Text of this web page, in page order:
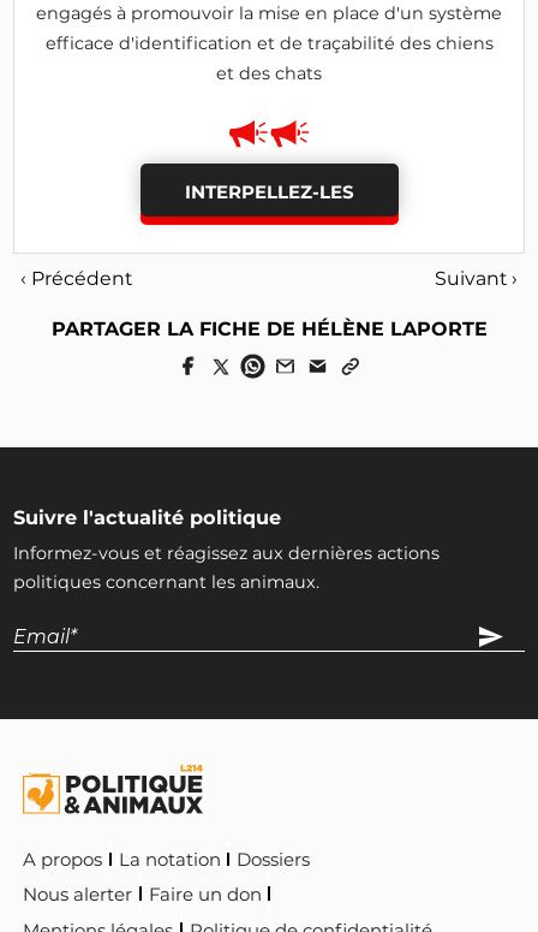
engagés à promouvoir la mise en place d'un système
efficace d'identification et de traçabilité des chiens
et des chats
INTERPELLEZ-LES
‹ Précédent Suivant ›
PARTAGER LA FICHE DE HÉLÈNE LAPORTE
Suivre l'actualité politique
Informez-vous et réagissez aux dernières actions
politiques concernant les animaux.
A propos La notation
Dossiers
Nous alerter
Faire un don